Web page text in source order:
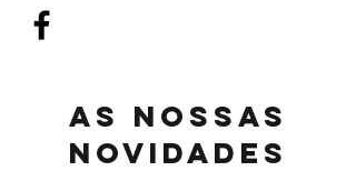
As nossas
novidades